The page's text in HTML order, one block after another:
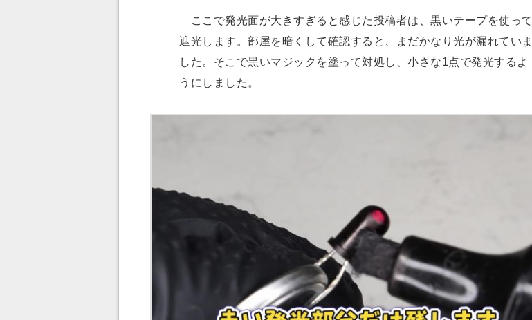
ここで発光面が大きすぎると感じた投稿者は、黒いテープを使って
遮光します。部屋を暗くして確認すると、まだかなり光が漏れていま
した。そこで黒いマジックを塗って対処し、小さな1点で発光するよ
うにしました。